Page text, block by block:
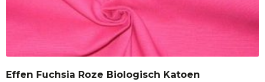
Effen Fuchsia Roze Biologisch Katoen